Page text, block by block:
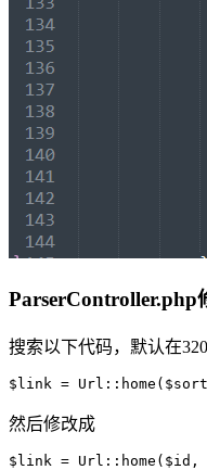
ParserController.php
搜索以下代码，默认在
$link =
然后修改成
$link = Url::home($id,